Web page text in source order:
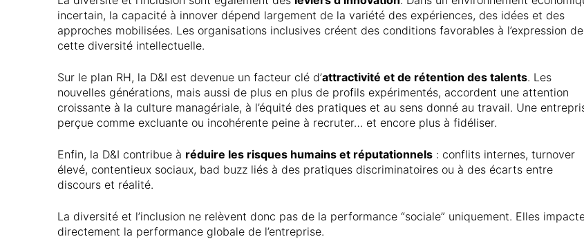
incertain, la capacité à innover dépend largement de la variété des expériences, des idées et des
approches mobilisées. Les organisations inclusives créent des conditions favorables à l’expression de
cette diversité intellectuelle.
Sur le plan RH, la D&I est devenue un facteur clé d’attractivité et de rétention des talents. Les
nouvelles générations, mais aussi de plus en plus de profils expérimentés, accordent une attention
croissante à la culture managériale, à l’équité des pratiques et au sens donné au travail. Une
perçue comme excluante ou incohérente peine à recruter… et encore plus à fidéliser.
Enfin, la D&I contribue à réduire les risques humains et réputationnels : conflits internes, turnover
élevé, contentieux sociaux, bad buzz liés à des pratiques discriminatoires ou à des écarts entre
discours et réalité.
La diversité et l’inclusion ne relèvent donc pas de la performance “sociale” uniquement. Elles
directement la performance globale de l’entreprise.